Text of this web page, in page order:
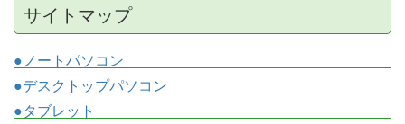
サイトマップ
●ノートパソコン
●デスクトップパソコン
●タブレット